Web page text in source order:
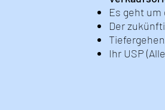
Es geht
Der
Ihr USP